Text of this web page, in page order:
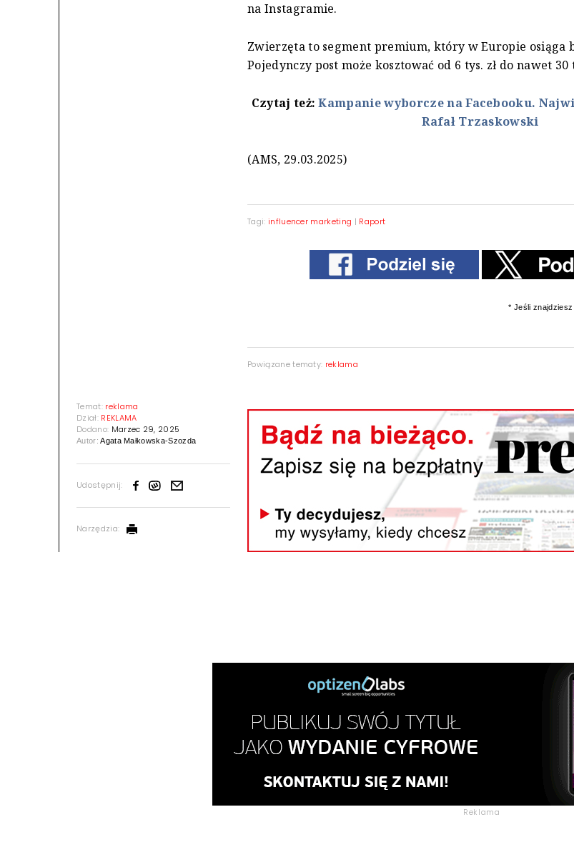
Temat: reklama
Dział: REKLAMA
Dodano: Marzec 29, 2025
Autor:Agata Małkowska-Szozda
Udostępnij:
Narzędzia:
na Instagramie.
Zwierzęta to segment premium, który w Europie osiąga
Pojedynczy post może kosztować od 6 tys. zł do nawet 30
Czytaj też:Kampanie wyborcze na Facebooku.
Rafał Trzaskowski
(AMS, 29.03.2025)
Tagi: influencer marketing | Raport
* Jeśli znajdziesz
Powiązane tematy: reklama
Reklama